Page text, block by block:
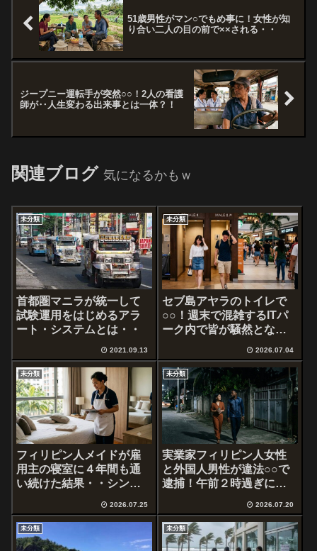
51歳男性がマン○でもめ事に！女性が知
り合い二人の目の前で××される・・
ジープニー運転手が突然○○！2人の看護
師が‥人生変わる出来事とは一体？！
関連ブログ 気になるかもｗ
未分類
首都圏マニラが統一して
試験運用をはじめるアラ
ート・システムとは・・
2021.09.13
未分類
セブ島アヤラのトイレで
○○！週末で混雑するITパ
ーク内で皆が騒然とな
2026.07.04
未分類
フィリピン人メイドが雇
用主の寝室に４年間も通
い続けた結果・・シンガ
2026.07.25
未分類
実業家フィリピン人女性
と外国人男性が違法○○で
逮捕！午前２時過ぎにし
2026.07.20
未分類 未分類